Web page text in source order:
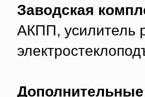
Заводская
АКПП, усилитель